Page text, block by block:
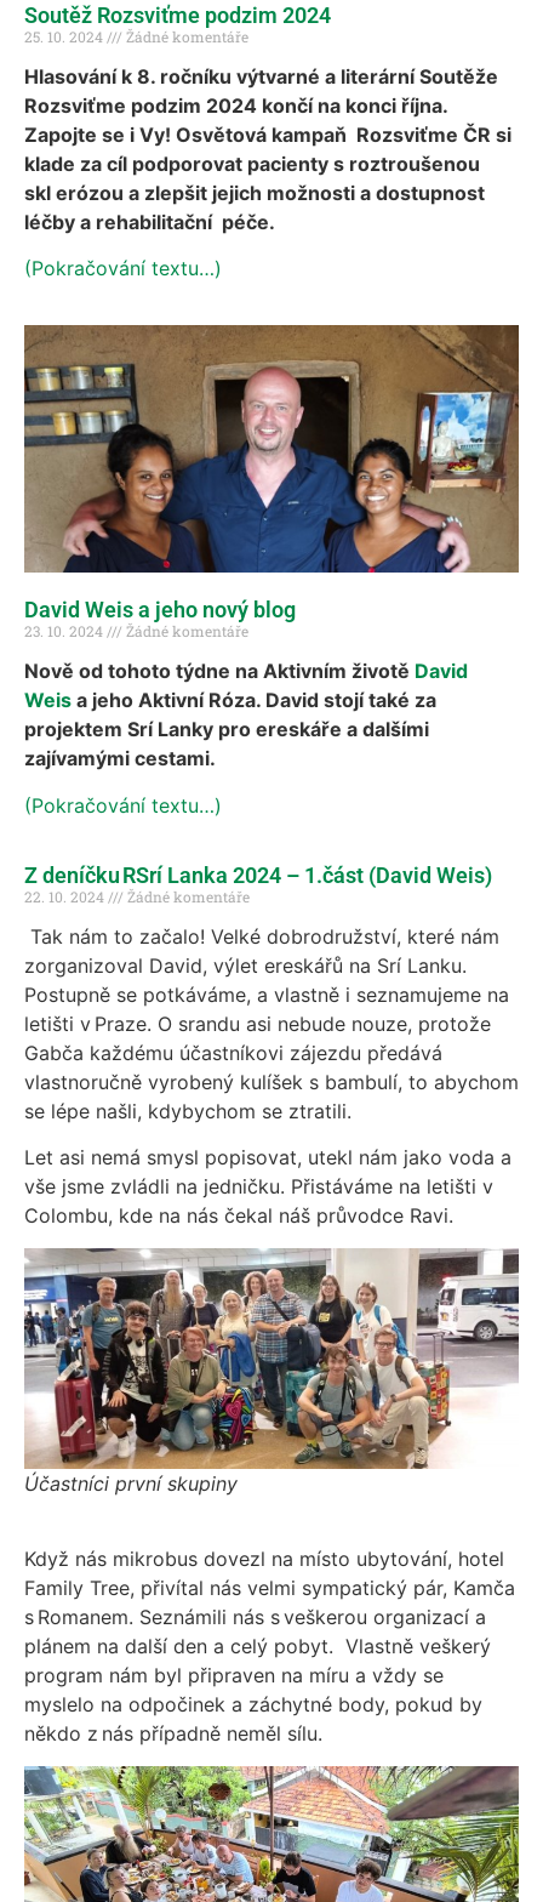
Soutěž Rozsviťme podzim 2024
25. 10. 2024 Žádné komentáře
Hlasování k 8. ročníku výtvarné a literární Soutěže
Rozsviťme podzim 2024 končí na konci října.
Zapojte se i Vy! Osvětová kampaň Rozsviťme ČR si
klade za cíl podporovat pacienty s roztroušenou
skl erózou a zlepšit jejich možnosti a dostupnost
léčby a rehabilitační péče.
(Pokračování textu…)
David Weis a jeho nový blog
23. 10. 2024 Žádné komentáře
Nově od tohoto týdne na Aktivním životě David
Weis a jeho Aktivní Róza. David stojí také za
projektem Srí Lanky pro ereskáře a dalšími
zajívamými cestami.
(Pokračování textu…)
Z deníčku RSrí Lanka 2024 – 1.část (David Weis)
22. 10. 2024 Žádné komentáře
Tak nám to začalo! Velké dobrodružství, které nám
zorganizoval David, výlet ereskářů na Srí Lanku.
Postupně se potkáváme, a vlastně i seznamujeme na
letišti v Praze. O srandu asi nebude nouze, protože
Gabča každému účastníkovi zájezdu předává
vlastnoručně vyrobený kulíšek s bambulí, to abychom
se lépe našli, kdybychom se ztratili.
Let asi nemá smysl popisovat, utekl nám jako voda a
vše jsme zvládli na jedničku. Přistáváme na letišti v
Colombu, kde na nás čekal náš průvodce Ravi.
Účastníci první skupiny
Když nás mikrobus dovezl na místo ubytování, hotel
Family Tree, přivítal nás velmi sympatický pár, Kamča
s Romanem. Seznámili nás s veškerou organizací a
plánem na další den a celý pobyt. Vlastně veškerý
program nám byl připraven na míru a vždy se
myslelo na odpočinek a záchytné body, pokud by
někdo z nás případně neměl sílu.